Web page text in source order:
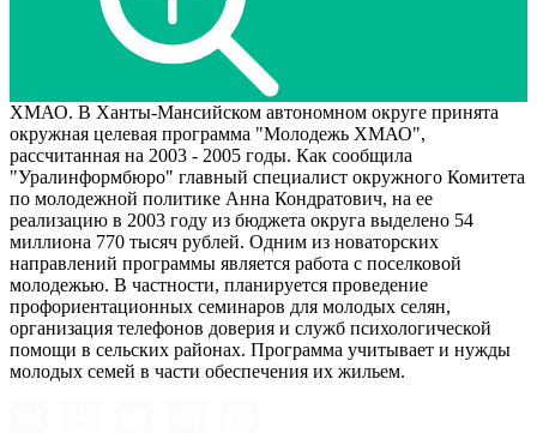
ХМАО. В Ханты-Мансийском автономном округе принята
окружная целевая программа "Молодежь ХМАО",
рассчитанная на 2003 - 2005 годы. Как сообщила
"Уралинформбюро" главный специалист окружного Комитета
по молодежной политике Анна Кондратович, на ее
реализацию в 2003 году из бюджета округа выделено 54
миллиона 770 тысяч рублей. Одним из новаторских
направлений программы является работа с поселковой
молодежью. В частности, планируется проведение
профориентационных семинаров для молодых селян,
организация телефонов доверия и служб психологической
помощи в сельских районах. Программа учитывает и нужды
молодых семей в части обеспечения их жильем.